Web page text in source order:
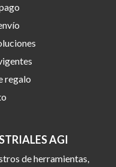
AGI
de herramientas,
regalo